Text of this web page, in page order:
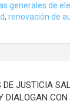
generales de
, renovación de
DE JUSTICIA
DIALOGAN